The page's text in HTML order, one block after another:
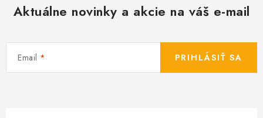
Aktuálne novinky a akcie na váš e-mail
Email PRIHLÁSIŤ SA